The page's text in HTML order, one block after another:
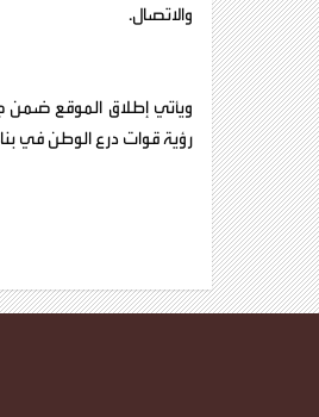
والاتصال.
ويأتي إطلاق الموقع ضمن
رؤية قوات درع الوطن في